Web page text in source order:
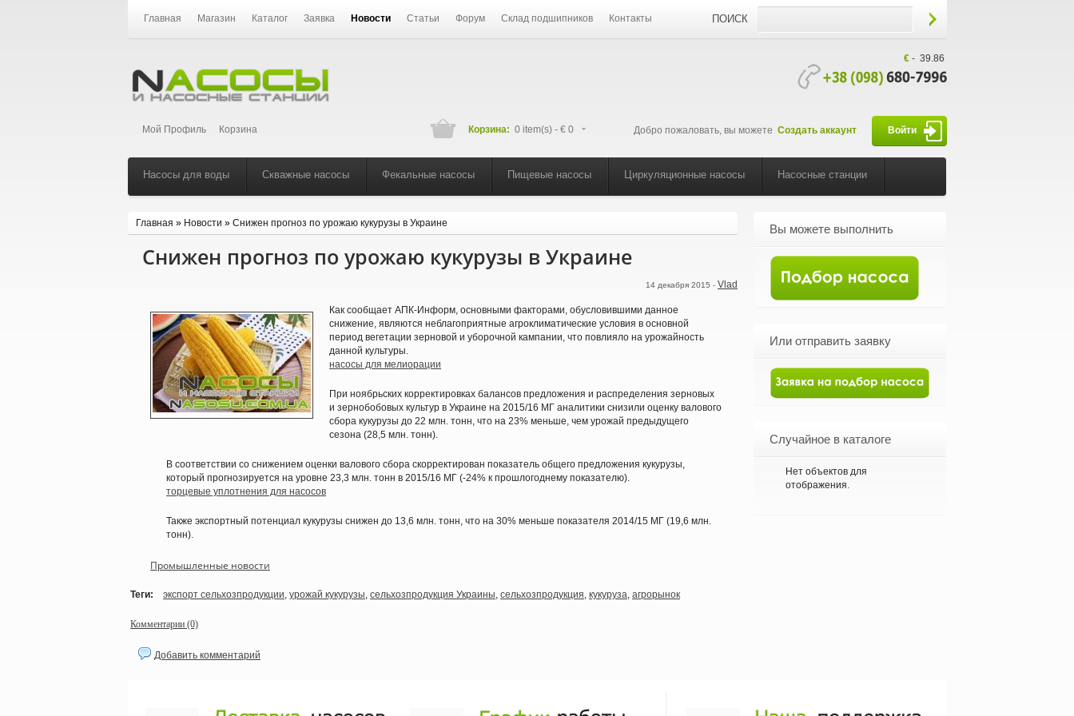
ПОИСК
Главная Магазин Каталог Заявка Новости Статьи Форум Склад подшипников Контакты
Мой Профиль Корзина
€- 39.86
Добро пожаловать, вы можете Создать аккаунт Войти
Корзина: 0 item(s) - € 0
Насосы для воды Скважные насосы Фекальные насосы Пищевые насосы Циркуляционные насосы Насосные станции
Вы можете выполнить
Или отправить заявку
Случайное в каталоге
Нет объектов для
отображения.
Главная » Новости » Cнижен прогноз по урожаю кукурузы в Украине
Cнижен прогноз по урожаю кукурузы в Украине
14 декабря 2015 - Vlad
Как сообщает АПК-Информ, основными факторами, обусловившими данное
снижение, являются неблагоприятные агроклиматические условия в основной
период вегетации зерновой и уборочной кампании, что повлияло на урожайность
данной культуры.
насосы для мелиорации
При ноябрьских корректировках балансов предложения и распределения зерновых
и зернобобовых культур в Украине на 2015/16 МГ аналитики снизили оценку валового
сбора кукурузы до 22 млн. тонн, что на 23% меньше, чем урожай предыдущего
сезона (28,5 млн. тонн).
В соответствии со снижением оценки валового сбора скорректирован показатель общего предложения кукурузы,
который прогнозируется на уровне 23,3 млн. тонн в 2015/16 МГ (-24% к прошлогоднему показателю).
торцевые уплотнения для насосов
Также экспортный потенциал кукурузы снижен до 13,6 млн. тонн, что на 30% меньше показателя 2014/15 МГ (19,6 млн.
тонн).
Промышленные новости
Теги: экспорт сельхозпродукции, урожай кукурузы, сельхозпродукция Украины, сельхозпродукция, кукуруза, агрорынок
Комментарии (0)
Добавить комментарий